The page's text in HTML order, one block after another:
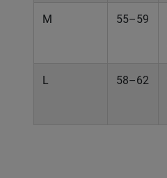
M 55–59
L 58–62